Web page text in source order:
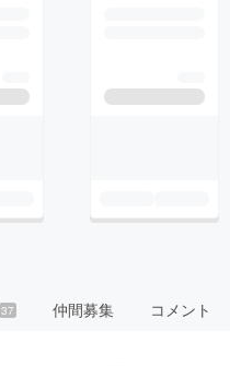
37 仲間募集 コメント